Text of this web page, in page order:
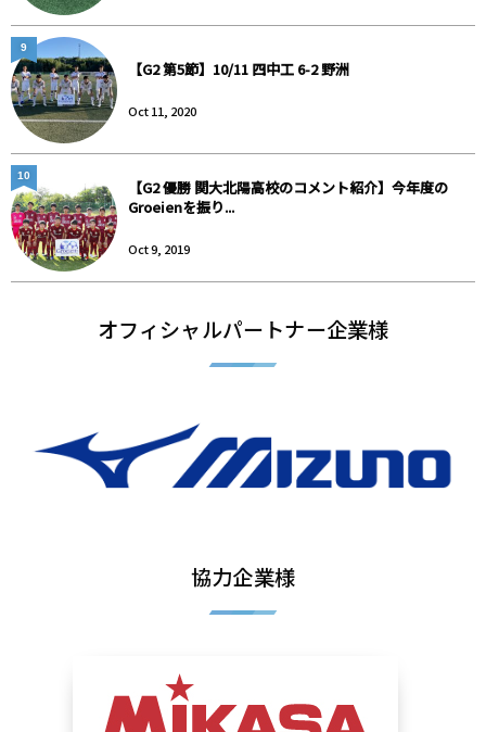
【G2 第5節】10/11 四中工 6-2 野洲
Oct 11, 2020
9
【G2 優勝 関大北陽高校のコメント紹介】今年度の
Groeienを振り...
Oct 9, 2019
10
オフィシャルパートナー企業様
協力企業様